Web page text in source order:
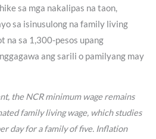
sa mga nakalipas na taon,
sa isinusulong na family living
na sa 1,300-pesos upang
ang sarili o pamilyang may
the NCR minimum wage remains
family living wage, which studies
day for a family of five. Inflation